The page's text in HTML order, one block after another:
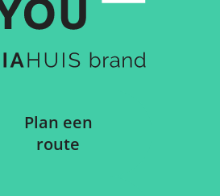
Plan een
route